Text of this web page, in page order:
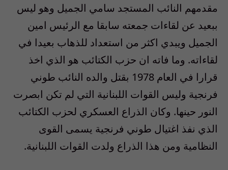
مقدمهم النائب المستجد سامي الجميل وهو ليس
ببعيد عن لقاءات جمعته سابقا مع الرئيس امين
الجميل ويبدي اكثر من استعداد للذهاب بعيدا في
لقاءاته. وما فاته ان حزب الكتائب هو الذي اخذ
قرارا في العام 1978 بقتل والده النائب طوني
فرنجية وليس القوات اللبنانية التي لم تكن ابصرت
النور حينها. وكان الذراع العسكري لحزب الكتائب
الذي نفذ اغتيال طوني فرنجية يسمى القوى
النظامية ومن هذا الذراع ولدت القوات اللبنانية.